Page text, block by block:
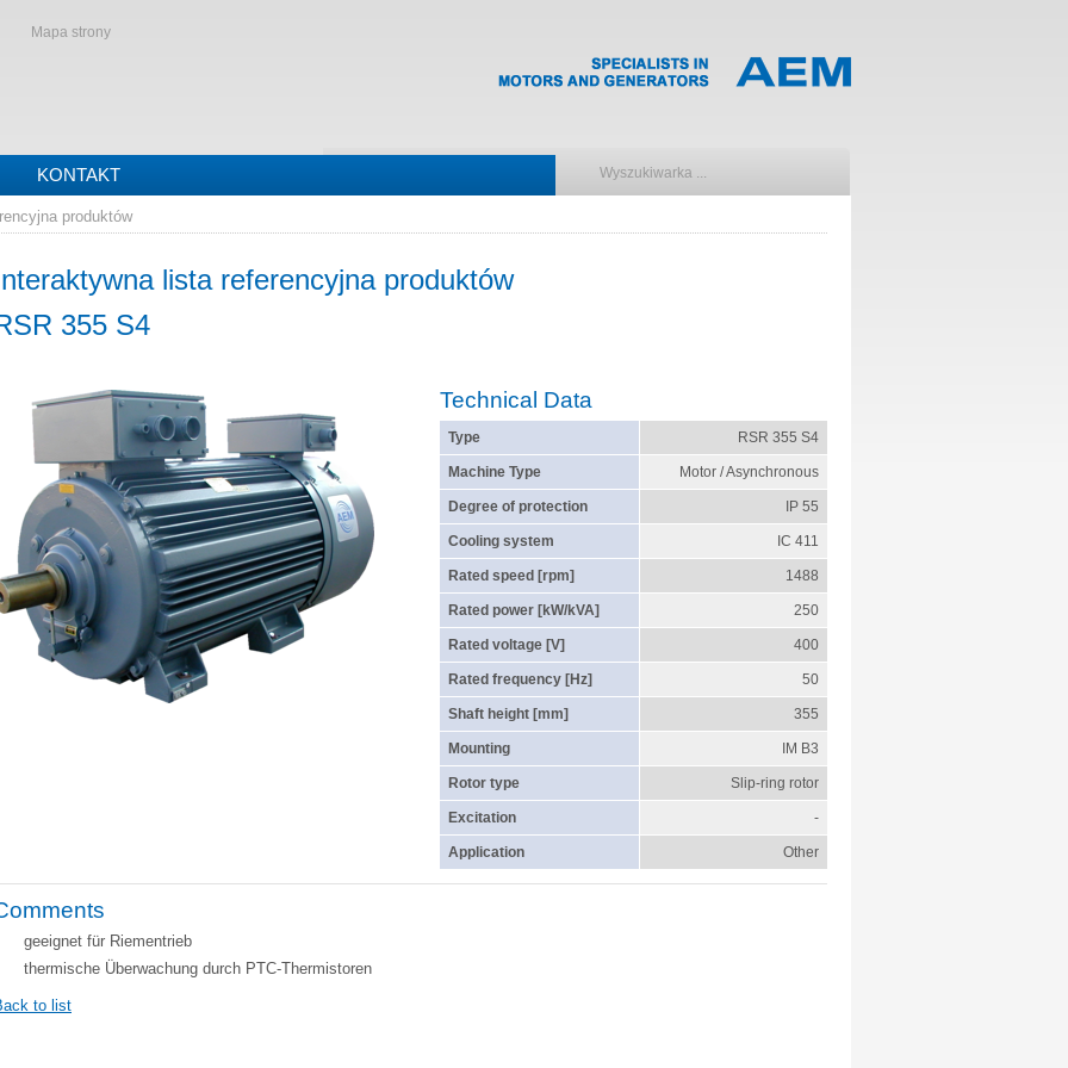
Mapa strony
KONTAKT
produktów
lista referencyjna produktów
355 S4
Technical Data
Type RSR 355 S4
Machine Type Motor / Asynchronous
Degree of protection IP 55
Cooling system IC 411
Rated speed [rpm] 1488
Rated power [kW/kVA] 250
Rated voltage [V] 400
Rated frequency [Hz] 50
Shaft height [mm] 355
Mounting IM B3
Rotor type Slip-ring rotor
Excitation -
Application Other
geeignet für Riementrieb
thermische Überwachung durch PTC-Thermistoren
to list